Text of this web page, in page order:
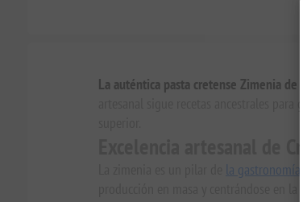
La auténtica pasta cretense Zimenia de
artesanal sigue recetas ancestrales
la gastronomía